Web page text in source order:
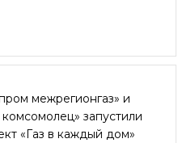
межрегионгаз» и
запустили
«Газ в каждый дом»